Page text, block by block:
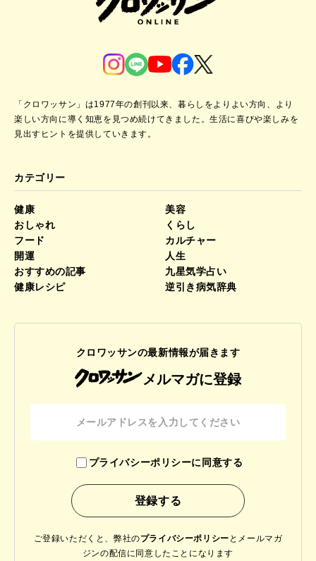
「クロワッサン」は1977年の創刊以来、暮らしをよりよい方向、より
楽しい方向に導く知恵を見つめ続けてきました。生活に喜びや楽しみを
見出すヒントを提供していきます。
カテゴリー
健康
美容
おしゃれ
くらし
フード
カルチャー
開運
人生
おすすめの記事
九星気学占い
健康レシピ
逆引き病気辞典
クロワッサンの最新情報が届きます
メルマガに登録
プライバシーポリシーに同意する
ご登録いただくと、弊社のプライバシーポリシー と メールマガ
ジンの配信に同意したことになります